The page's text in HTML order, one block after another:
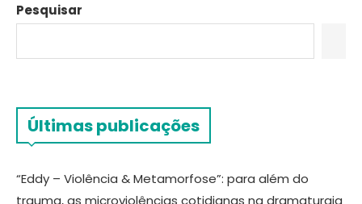
Pesquisar
Últimas publicações
“Eddy – Violência & Metamorfose”: para além do
trauma, as microviolências cotidianas na dramaturgia